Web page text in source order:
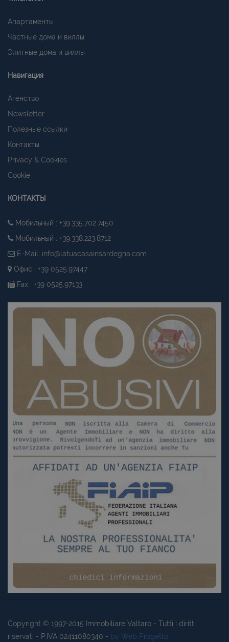
Апартаменты
Частные дома и виллы
Элитные дома и виллы
Навигация
Агенство
Newsletter
Полезные ссылки
Контакты
Privacy & Cookies
Cookie
КОНТАКТЫ
Мобильный : +39.335.702.7450
Мобильный : +39.338.223.8712
E-Mail: info@latuacasainsardegna.com
Офис : +39 0525.97447
Fax : +39 0525.97133
Copyright © 1997-2015 Immobiliare Valtaro - Tutti i diritti
riservati - P.IVA 02411080340 - by Web Progetto